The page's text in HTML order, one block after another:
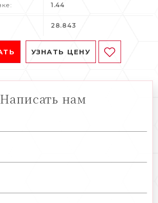
1.44
28.843
УЗНАТЬ ЦЕНУ
Написать нам